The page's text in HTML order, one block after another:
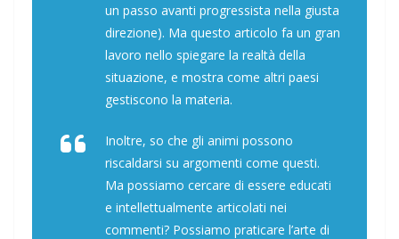
un passo avanti progressista nella giusta
direzione). Ma questo articolo fa un gran
lavoro nello spiegare la realtà della
situazione, e mostra come altri paesi
gestiscono la materia.
Inoltre, so che gli animi possono
riscaldarsi su argomenti come questi.
Ma possiamo cercare di essere educati
e intellettualmente articolati nei
commenti? Possiamo praticare l’arte di